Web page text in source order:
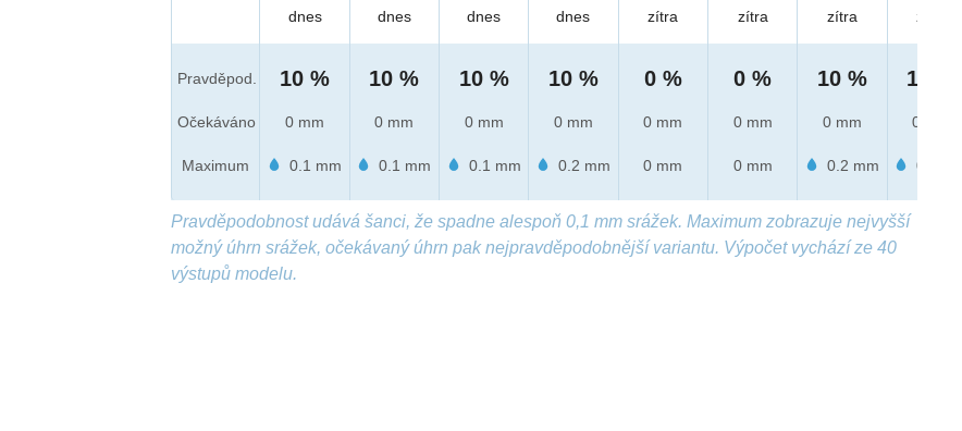
Pravděpod.
Očekáváno
Maximum
dnes
10 %
0 mm
0.1 mm
dnes
10 %
0 mm
0.1 mm
dnes
10 %
0 mm
0.1 mm
dnes
10 %
0 mm
0.2 mm
zítra
0 %
0 mm
0 mm
zítra
0 %
0 mm
0 mm
zítra
10 %
0 mm
0.2 mm
zítra
10 %
0 mm
0.3 mm
Pravděpodobnost udává šanci, že spadne alespoň 0,1 mm srážek. Maximum zobrazuje nejvyšší
možný úhrn srážek, očekávaný úhrn pak nejpravděpodobnější variantu. Výpočet vychází ze 40
výstupů modelu.